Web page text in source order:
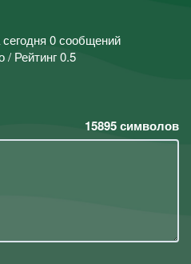
сегодня 0 сообщений
/ Рейтинг 0.5
15895символов